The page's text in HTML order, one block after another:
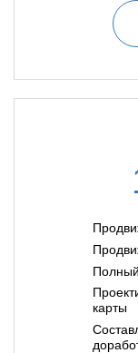
карты